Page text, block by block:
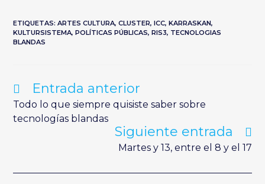
ETIQUETAS:ARTES CULTURA, CLUSTER, ICC, KARRASKAN,
KULTURSISTEMA, POLÍTICAS PÚBLICAS, RIS3, TECNOLOGIAS
BLANDAS
Leer
más
artículos
Entrada anterior
Todo lo que siempre quisiste saber sobre
tecnologías blandas
Siguiente entrada
Martes y 13, entre el 8 y el 17